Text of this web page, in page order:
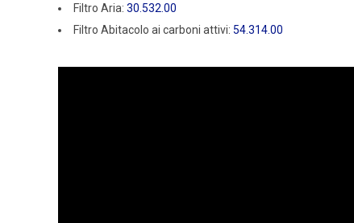
Filtro Aria: 30.532.00
Filtro Abitacolo ai carboni attivi: 54.314.00